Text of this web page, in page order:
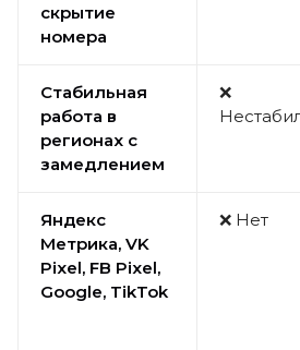
скрытие
номера
Стабильная
работа в
регионах с
замедлением
❌
Яндекс
Метрика, VK
Pixel, FB Pixel,
Google, TikTok
❌ Нет